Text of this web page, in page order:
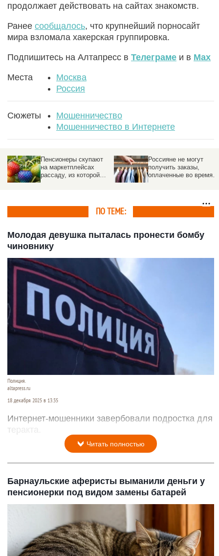
продолжает действовать на сайтах знакомств.
Ранее сообщалось, что крупнейший порносайт
мира взломала хакерская группировка.
Подпишитесь на Алтапресс в Телеграме и в Max
Места
Москва
Россия
Сюжеты
Мошенничество
Мошенничество в Интернете
Россияне не могут
получить заказы,
оплаченные во время
У россиян крадут
деньги с помощью
«валентинок Дурова»
ПО ТЕМЕ:
Молодая девушка пыталась пронести бомбу
чиновнику
Полиция.
altapress.ru
18 декабря 2025 в 13:35
Интернет-мошенники завербовали подростка для
теракта.
Читать полностью
Барнаульские аферисты выманили деньги у
пенсионерки под видом замены батарей